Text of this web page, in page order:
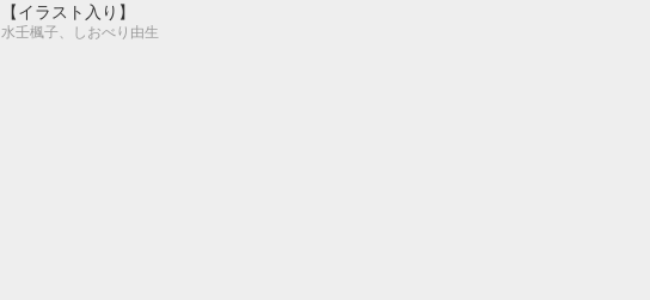
【イラスト入り】
水壬楓子、しおべり由生